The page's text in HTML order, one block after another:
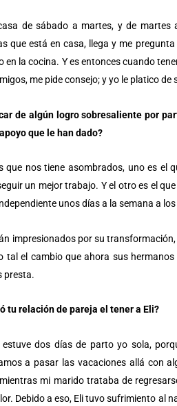
de sábado a martes, y de
que está en casa, llega y me
en la cocina. Y es entonces cuando
me pide consejo; y yo le platico
de algún logro sobresaliente por
que le han dado?
que nos tiene asombrados, uno es el
un mejor trabajo. Y el otro es el
unos días a la semana a
impresionados por su
tal el cambio que ahora sus
presta.
tu relación de pareja el tener a Eli?
estuve dos días de parto yo sola,
a pasar las vacaciones allá con
mi marido trataba de
Debido a eso, Eli tuvo sufrimiento al